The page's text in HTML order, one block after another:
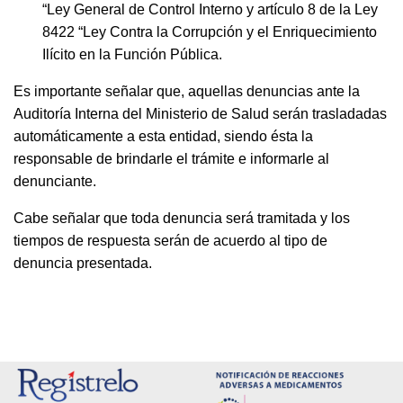
“Ley General de Control Interno y artículo 8 de la Ley
8422 “Ley Contra la Corrupción y el Enriquecimiento
Ilícito en la Función Pública.
Es importante señalar que, aquellas denuncias ante la
Auditoría Interna del Ministerio de Salud serán trasladadas
automáticamente a esta entidad, siendo ésta la
responsable de brindarle el trámite e informarle al
denunciante.
Cabe señalar que toda denuncia será tramitada y los
tiempos de respuesta serán de acuerdo al tipo de
denuncia presentada.